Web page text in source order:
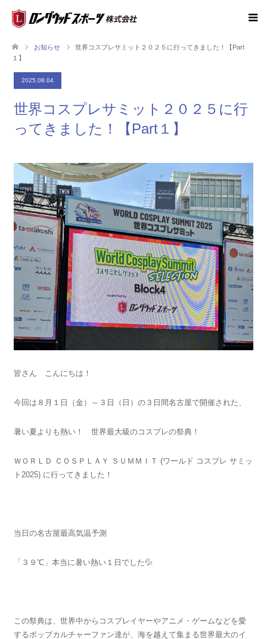
お知らせ
世界コスプレサミット２０２５に行ってきました！【Part
１】
2025.08.04
世界コスプレサミット２０２５に行
ってきました！【Part１】
皆さん こんにちは！
今回は８月１日（金）～３日（日）の３日間名古屋で開催された、
暑い夏よりも熱い！ 世界最大級のコスプレの祭典！
ＷＯＲＬＤ ＣＯＳＰＬＡＹ ＳＵＭＭＩＴ (ワールド コスプレ サミッ
ト2025) に行ってきました！
当日の名古屋最高気温予測
「３９℃」本当に暑い熱い１日でした💦
この祭典は、世界中からコスプレイヤーやアニメ・ゲームなどを愛
するポップカルチャーファン達が、海を越えて集まる世界最大のイ